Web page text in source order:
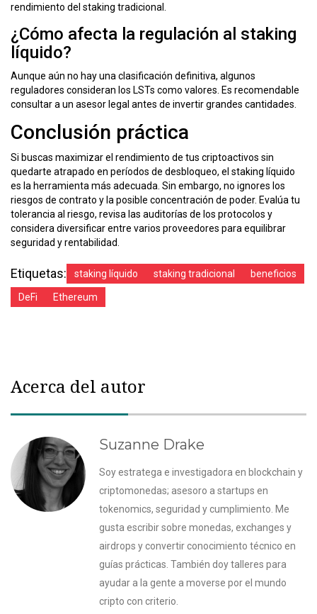
rendimiento del staking tradicional.
¿Cómo afecta la regulación al staking
líquido?
Aunque aún no hay una clasificación definitiva, algunos
reguladores consideran los LSTs como valores. Es recomendable
consultar a un asesor legal antes de invertir grandes cantidades.
Conclusión práctica
Si buscas maximizar el rendimiento de tus criptoactivos sin
quedarte atrapado en períodos de desbloqueo, el staking líquido
es la herramienta más adecuada. Sin embargo, no ignores los
riesgos de contrato y la posible concentración de poder. Evalúa tu
tolerancia al riesgo, revisa las auditorías de los protocolos y
considera diversificar entre varios proveedores para equilibrar
seguridad y rentabilidad.
Etiquetas: staking líquido staking tradicional beneficios
DeFi Ethereum
Acerca del autor
Suzanne Drake
Soy estratega e investigadora en blockchain y
criptomonedas; asesoro a startups en
tokenomics, seguridad y cumplimiento. Me
gusta escribir sobre monedas, exchanges y
airdrops y convertir conocimiento técnico en
guías prácticas. También doy talleres para
ayudar a la gente a moverse por el mundo
cripto con criterio.